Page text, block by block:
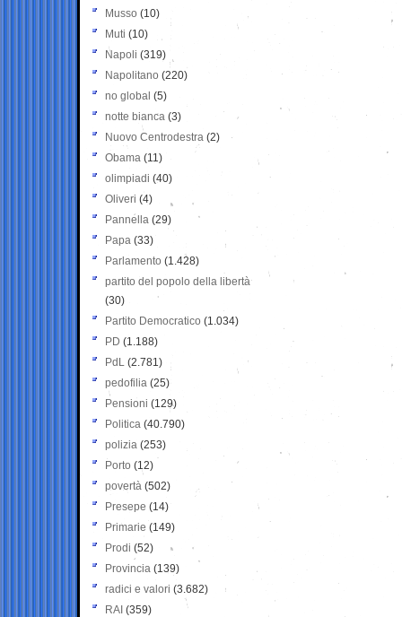
Musso (10)
Muti (10)
Napoli (319)
Napolitano (220)
no global (5)
notte bianca (3)
Nuovo Centrodestra (2)
Obama (11)
olimpiadi (40)
Oliveri (4)
Pannella (29)
Papa (33)
Parlamento (1.428)
partito del popolo della libertà
(30)
Partito Democratico (1.034)
PD (1.188)
PdL (2.781)
pedofilia (25)
Pensioni (129)
Politica (40.790)
polizia (253)
Porto (12)
povertà (502)
Presepe (14)
Primarie (149)
Prodi (52)
Provincia (139)
radici e valori (3.682)
RAI (359)